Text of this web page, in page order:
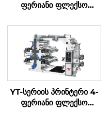
ფერიანი ფლექსო
YT-სერიის პრინტერი 4-
ფერიანი ფლექსო